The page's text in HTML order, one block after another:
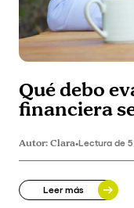
Qué debo
financiera
Autor:Clara•Lectura de 5
Leer más